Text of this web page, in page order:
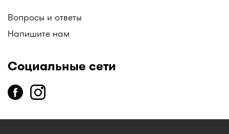
Вопросы и ответы
Напишите нам
Социальные сети